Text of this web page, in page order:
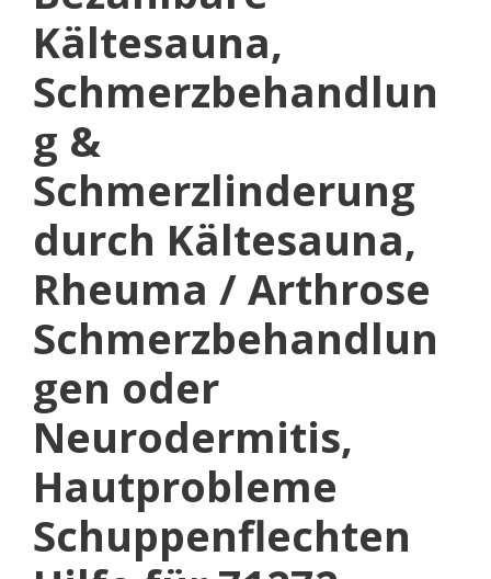
Kältesauna,
Schmerzbehandlun
g &
Schmerzlinderung
durch Kältesauna,
Rheuma / Arthrose
Schmerzbehandlun
gen oder
Neurodermitis,
Hautprobleme
Schuppenflechten